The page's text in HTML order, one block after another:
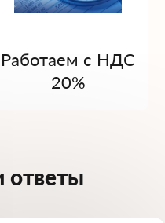
Работаем с НДС
20%
ответы